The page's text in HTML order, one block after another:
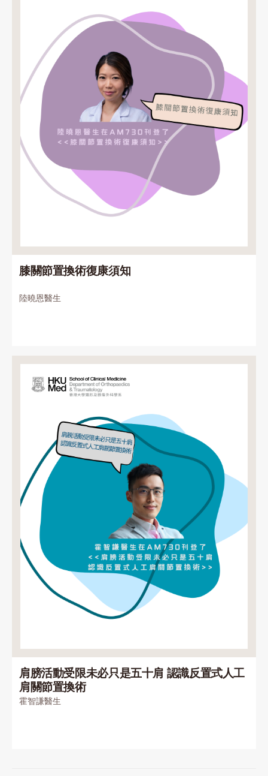
膝關節置換術復康須知
陸曉恩醫生
肩膀活動受限未必只是五十肩 認識反置式人工
肩關節置換術
霍智謙醫生